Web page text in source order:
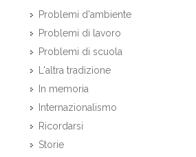
Problemi d'ambiente
Problemi di lavoro
Problemi di scuola
L'altra tradizione
In memoria
Internazionalismo
Ricordarsi
Storie